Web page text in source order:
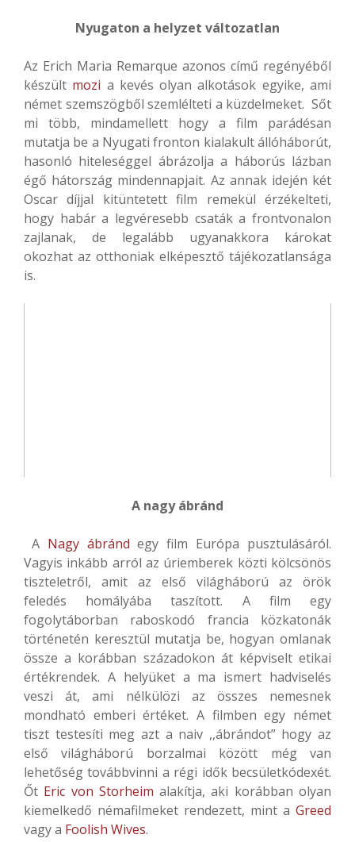
Nyugaton a helyzet változatlan
Az Erich Maria Remarque azonos című regényéből
készült mozi a kevés olyan alkotások egyike, ami
német szemszögből szemlélteti a küzdelmeket. Sőt
mi több, mindamellett hogy a film parádésan
mutatja be a Nyugati fronton kialakult állóháborút,
hasonló hiteleséggel ábrázolja a háborús lázban
égő hátország mindennapjait. Az annak idején két
Oscar díjjal kitüntetett film remekül érzékelteti,
hogy habár a legvéresebb csaták a frontvonalon
zajlanak, de legalább ugyanakkora károkat
okozhat az otthoniak elképesztő tájékozatlansága
is.
A nagy ábránd
A Nagy ábránd egy film Európa pusztulásáról.
Vagyis inkább arról az úriemberek közti kölcsönös
tiszteletről, amit az első világháború az örök
feledés homályába taszított. A film egy
fogolytáborban raboskodó francia közkatonák
történetén keresztül mutatja be, hogyan omlanak
össze a korábban századokon át képviselt etikai
értékrendek. A helyüket a ma ismert hadviselés
veszi át, ami nélkülözi az összes nemesnek
mondható emberi értéket. A filmben egy német
tiszt testesíti meg azt a naiv ,,ábrándot” hogy az
első világháború borzalmai között még van
lehetőség továbbvinni a régi idők becsületkódexét.
Őt Eric von Storheim alakítja, aki korábban olyan
kiemelkedő némafilmeket rendezett, mint a Greed
vagy a Foolish Wives.